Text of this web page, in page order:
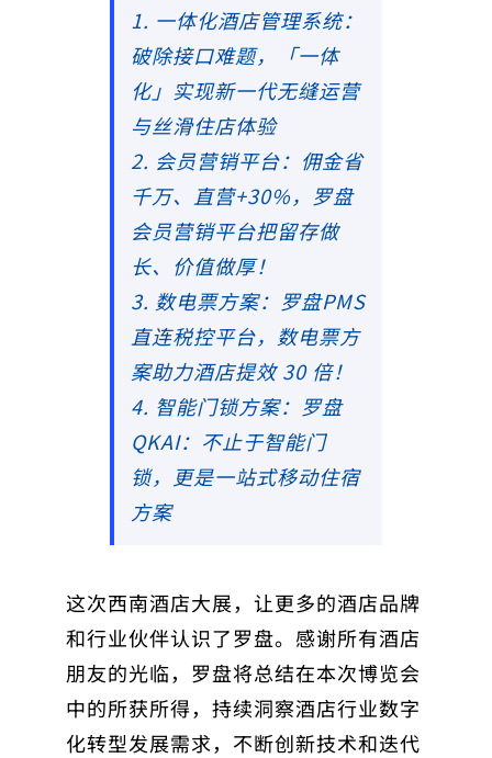
1. 一体化酒店管理系统：
破除接口难题，「一体
化」实现新一代无缝运营
与丝滑住店体验
2. 会员营销平台：佣金省
千万、直营+30%，罗盘
会员营销平台把留存做
长、价值做厚！
3. 数电票方案：罗盘PMS
直连税控平台，数电票方
案助力酒店提效 30 倍！
4. 智能门锁方案：罗盘
QKAI：不止于智能门
锁，更是一站式移动住宿
方案
这次西南酒店大展，让更多的酒店品牌
和行业伙伴认识了罗盘。感谢所有酒店
朋友的光临，罗盘将总结在本次博览会
中的所获所得，持续洞察酒店行业数字
化转型发展需求，不断创新技术和迭代